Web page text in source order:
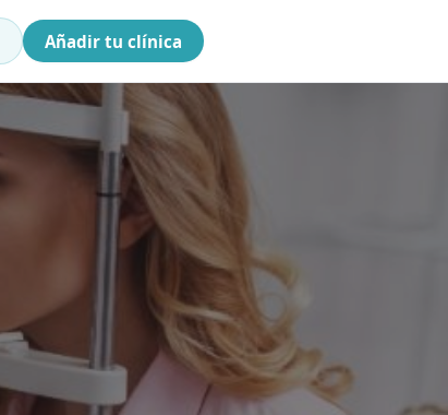
Añadir tu clínica